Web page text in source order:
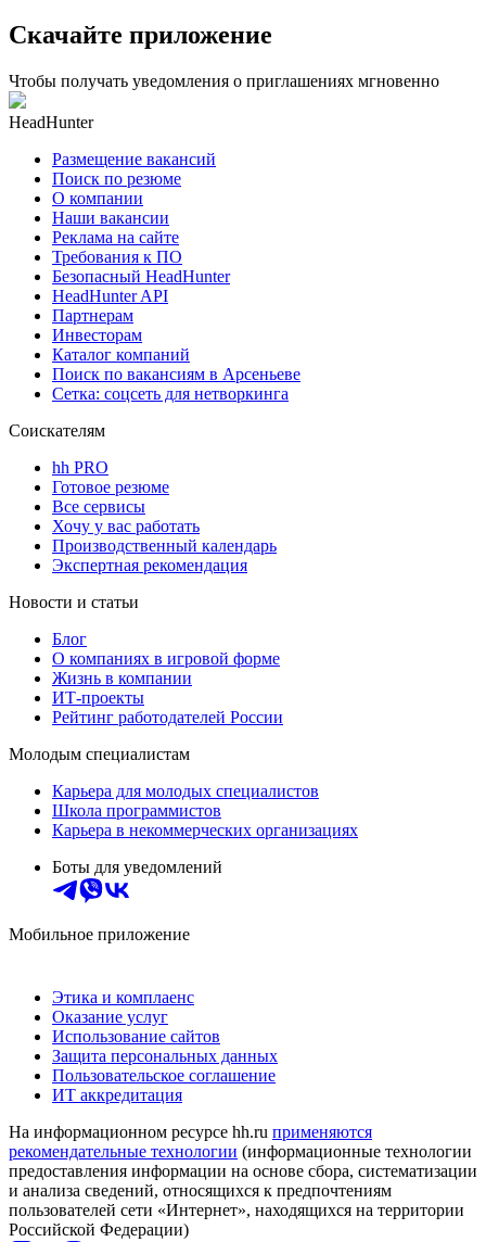
Скачайте приложение
Чтобы получать уведомления о приглашениях мгновенно
HeadHunter
Размещение вакансий
Поиск по резюме
О компании
Наши вакансии
Реклама на сайте
Требования к ПО
Безопасный HeadHunter
HeadHunter API
Партнерам
Инвесторам
Каталог компаний
Поиск по вакансиям в Арсеньеве
Сетка: соцсеть для нетворкинга
Соискателям
hh PRO
Готовое резюме
Все сервисы
Хочу у вас работать
Производственный календарь
Экспертная рекомендация
Новости и статьи
Блог
О компаниях в игровой форме
Жизнь в компании
ИТ-проекты
Рейтинг работодателей России
Молодым специалистам
Карьера для молодых специалистов
Школа программистов
Карьера в некоммерческих организациях
Боты для уведомлений
Мобильное приложение
Этика и комплаенс
Оказание услуг
Использование сайтов
Защита персональных данных
Пользовательское соглашение
ИТ аккредитация
На информационном ресурсе hh.ru применяются
рекомендательные технологии (информационные технологии
предоставления информации на основе сбора, систематизации
и анализа сведений, относящихся к предпочтениям
пользователей сети «Интернет», находящихся на территории
Российской Федерации)